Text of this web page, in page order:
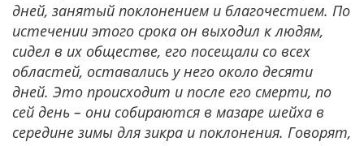
дней, занятый поклонением и благочестием. По
истечении этого срока он выходил к людям,
сидел в их обществе, его посещали со всех
областей, оставались у него около десяти
дней. Это происходит и после его смерти, по
сей день – они собираются в мазаре шейха в
середине зимы для зикра и поклонения. Говорят,